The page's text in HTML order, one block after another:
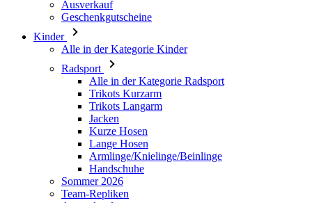
Radsport
Alle in der Kategorie Radsport
Trikots Langarm
Jacken
Kurze Hosen
Lange Hosen
Armlinge/Knielinge/Beinlinge
Handschuhe
Sommer 2026
Team-Repliken
Ausverkauf
Special Editions
Geschenkgutscheine
Individuelles Design
Stories